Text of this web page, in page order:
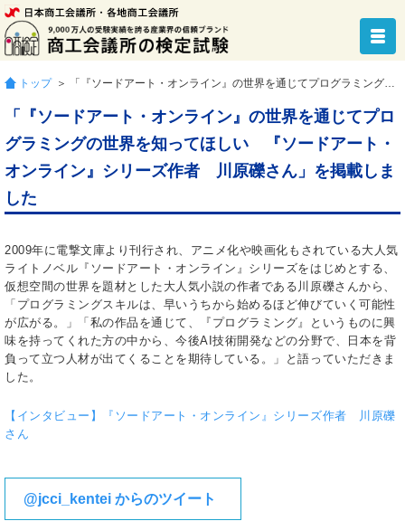
トップ ＞ 「『ソードアート・オンライン』の世界を通じてプログラミングの世界を知ってほしい 『ソードアート・オンライン』シリーズ作者 川原礫さん」を掲載しました
「『ソードアート・オンライン』の世界を通じてプロ
グラミングの世界を知ってほしい 『ソードアート・
オンライン』シリーズ作者 川原礫さん」を掲載しま
した
2009年に電撃文庫より刊行され、アニメ化や映画化もされている大人気
ライトノベル『ソードアート・オンライン』シリーズをはじめとする、
仮想空間の世界を題材とした大人気小説の作者である川原礫さんから、
「プログラミングスキルは、早いうちから始めるほど伸びていく可能性
が広がる。」「私の作品を通じて、『プログラミング』というものに興
味を持ってくれた方の中から、今後AI技術開発などの分野で、日本を背
負って立つ人材が出てくることを期待している。」と語っていただきま
した。
【インタビュー】『ソードアート・オンライン』シリーズ作者 川原礫
さん
@jcci_kentei からのツイート